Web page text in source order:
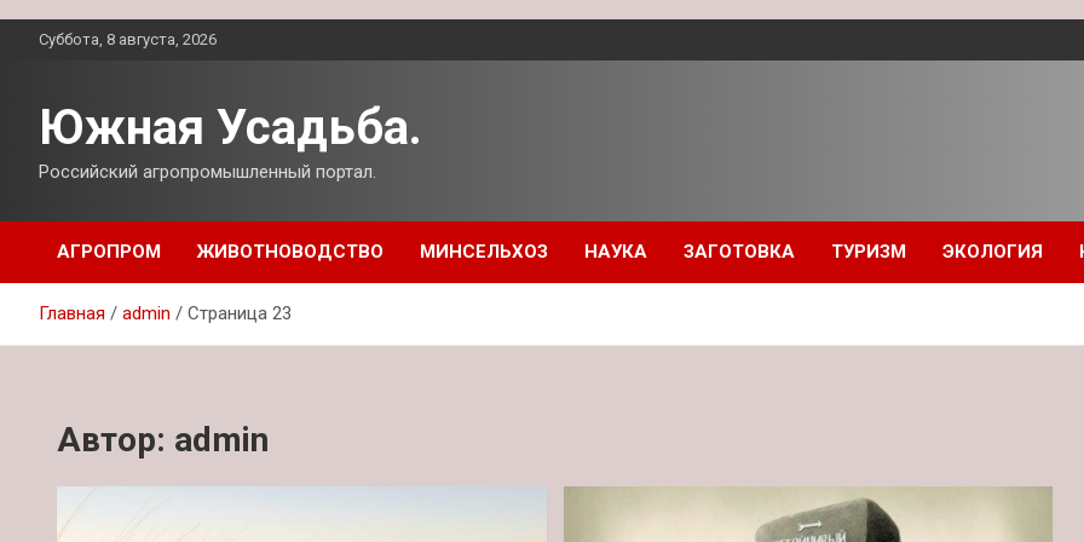
ПерейтиСуббота, 8 августа, 2026
Южная Усадьба.
Российский агропромышленный портал.
АГРОПРОМ ЖИВОТНОВОДСТВО МИНСЕЛЬХОЗ НАУКА ЗАГОТОВКА ТУРИЗМ ЭКОЛОГИЯ
Главная admin Страница 23
Автор: admin